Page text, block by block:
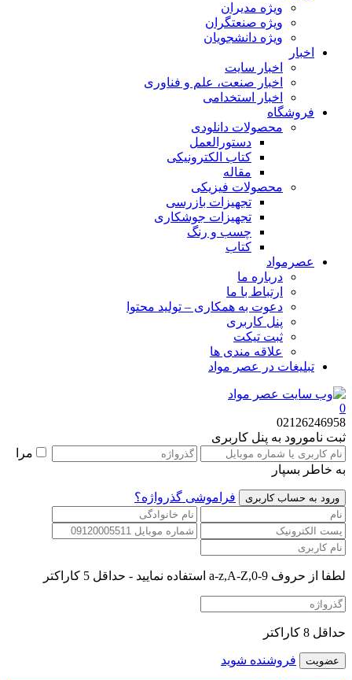
ویژه مدیران
ویژه صنعتگران
ویژه دانشجویان
اخبار
اخبار سایت
اخبار صنعت، علم و فناوری
اخبار استخدامی
فروشگاه
محصولات دانلودی
دستورالعمل
کتاب الکترونیکی
مقاله
محصولات فیزیکی
تجهیزات بازرسی
تجهیزات جوشکاری
چسب و رنگ
کتاب
عصرمواد
درباره ما
ارتباط با ما
دعوت به همکاری – تولید محتوا
پنل کاربری
ثبت تیکت
علاقه مندی ها
تبلیغات در عصر مواد
0
02126246958
ثبت نامورود به پنل کاربری
مرا
به خاطر بسپار
فراموشی گذرواژه؟
لطفا از حروف a-z,A-Z,0-9 استفاده نمایید - حداقل 5 کاراکتر
حداقل 8 کاراکتر
فروشنده شوید